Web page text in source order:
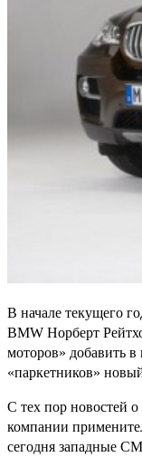
В начале текущего
BMW Норберт
моторов» добавить
«паркетников»
С тех пор новостей
компании
сегодня западные